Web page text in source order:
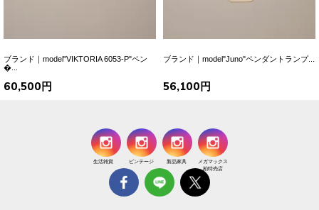
ブランド｜model"VIKTORIA 6053-P"ペン
�...
60,500円
ブランド｜model"Juno"ペンダントランプ...
56,100円
生活雑貨 ビンテージ 新品家具
メガマックス
柏特売店